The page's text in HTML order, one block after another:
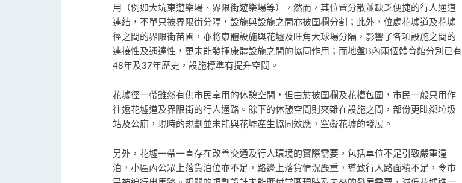
用（例如大坑東遊樂場、界限街遊樂場等），然而，其位置分散並缺乏便捷的行人通道
連結，不單只被界限街分隔，設施與設施之間亦被圍欄分割；此外，位處花墟道及花墟
徑之間的界限街苗圃，亦將康體設施與花墟及旺角大球場分隔，影響了各項設施之間的
連接性及通達性，更未能發揮康體設施之間的協同作用；而地盤B內兩個體育館分別已有
48年及37年歷史，設施標準有提升空間。
花墟徑一帶雖然有供市民享用的休憩空間，但由於被圍欄及花槽包圍，市民一般只用作
往返花墟道及界限街的行人通路。餘下的休憩空間則夾雜在設施之間，部份更毗鄰垃圾
站及公廁，現時的規劃並未能與花墟產生協同效應，窒礙花墟的發展。
另外，花墟一帶一直存在改善交通及行人環境的實際需要，包括車位不足引致嚴重違
泊，小區內公眾上落貨泊位亦不足，路邊上落貨情況嚴重，導致行人路面積不足，令市